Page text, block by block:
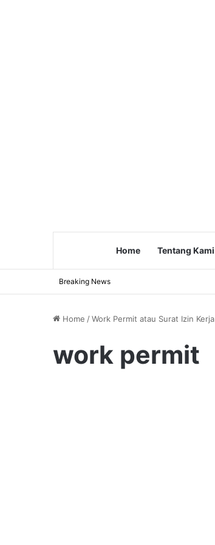
Home Tentang Kami
Breaking News
Home /Work Permit atau Surat Izin Kerja
work permit